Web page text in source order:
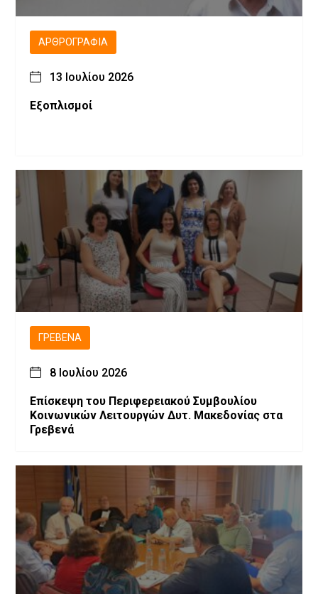
ΑΡΘΡΟΓΡΑΦΊΑ
13 Ιουλίου 2026
Εξοπλισμοί
ΓΡΕΒΕΝΆ
8 Ιουλίου 2026
Επίσκεψη του Περιφερειακού Συμβουλίου
Κοινωνικών Λειτουργών Δυτ. Μακεδονίας στα
Γρεβενά